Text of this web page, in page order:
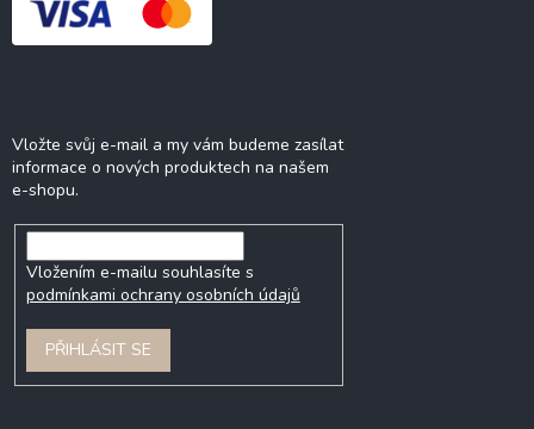
Vložte svůj e-mail a my vám budeme zasílat
informace o nových produktech na našem
e-shopu.
Vložením e-mailu souhlasíte s
podmínkami ochrany osobních údajů
PŘIHLÁSIT SE